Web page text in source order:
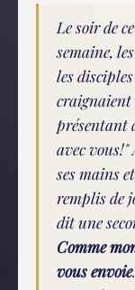
Le soir de
semaine,
les
craignaient
présentant
avec
ses mains
remplis de
dit une
Comme
vous envoie